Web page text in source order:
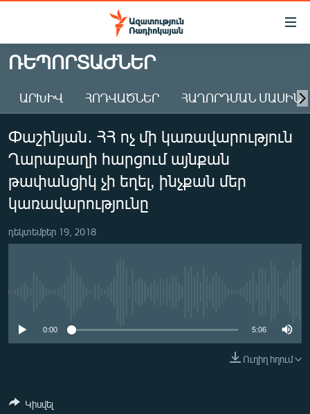
Մատչելիության
Անցնել
հիմնական
Անցնել
հիմնական
մենյուին
Որոնում
ԱԶԱՏՈՒԹՅՈՒՆ TV
ՀԱՅԱՍՏԱՆ
ԸՆՏՐՈՒԹՅՈՒՆՆԵՐ 2026
ԻՐԱՎՈՒՆՔ
ՀԱՍԱՐԱԿՈՒԹՅՈՒՆ
ՂԱՐԱԲԱՂ
ՄԻՋԱԶԳԱՅԻՆ
ՄՇԱԿՈՒՅԹ
ՄԵԿՆԱԲԱՆՈՒԹՅՈՒՆ
ՌԵՊՈՐՏԱԺՆԵՐ
ԱՐԽԻՎ ՀՈԴՎԱԾՆԵՐ ՀԱՂՈՐԴՄԱՆ ՄԱՍԻՆ
Փաշինյան․ ՀՀ ոչ մի կառավարություն
Ղարաբաղի հարցում այնքան
թափանցիկ չի եղել, ինչքան մեր
կառավարությունը
դեկտեմբեր 19, 2018
0:00 5:06
Ուղիղ հղում
Կիսվել